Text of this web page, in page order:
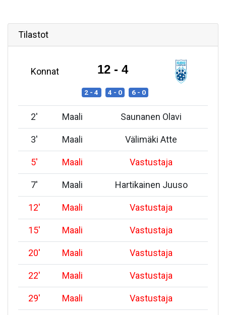
Tilastot
Konnat 12 - 4
2 - 4 4 - 0 6 - 0
2' Maali Saunanen Olavi
3' Maali Välimäki Atte
5' Maali Vastustaja
7' Maali Hartikainen Juuso
12' Maali Vastustaja
15' Maali Vastustaja
20' Maali Vastustaja
22' Maali Vastustaja
29' Maali Vastustaja